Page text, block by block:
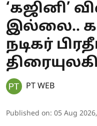
‘கஜினி’
இல்லை..
நடிகர்
PT WEB
Published on: 05 Aug